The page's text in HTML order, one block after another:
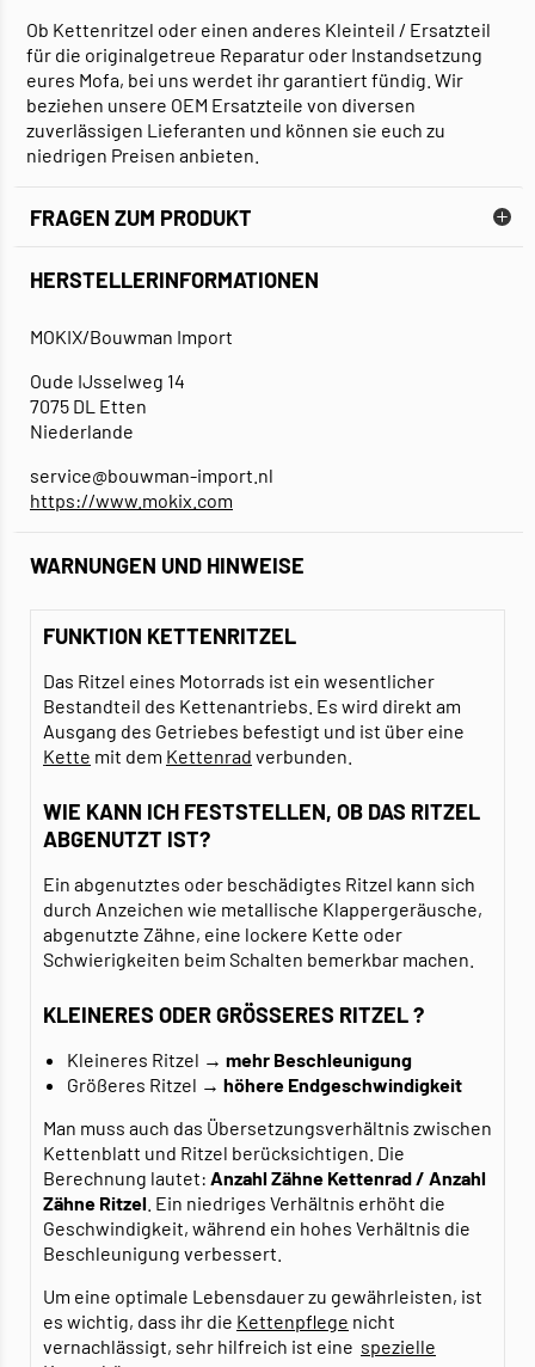
Ob Kettenritzel oder einen anderes Kleinteil / Ersatzteil
für die originalgetreue Reparatur oder Instandsetzung
eures Mofa, bei uns werdet ihr garantiert fündig. Wir
beziehen unsere OEM Ersatzteile von diversen
zuverlässigen Lieferanten und können sie euch zu
niedrigen Preisen anbieten.
FRAGEN ZUM PRODUKT
HERSTELLERINFORMATIONEN
MOKIX/Bouwman Import
Oude IJsselweg 14
7075 DL Etten
Niederlande
service@bouwman-import.nl
https://www.mokix.com
WARNUNGEN UND HINWEISE
FUNKTION KETTENRITZEL
Das Ritzel eines Motorrads ist ein wesentlicher
Bestandteil des Kettenantriebs. Es wird direkt am
Ausgang des Getriebes befestigt und ist über eine
Kette mit dem Kettenrad verbunden.
WIE KANN ICH FESTSTELLEN, OB DAS RITZEL
ABGENUTZT IST?
Ein abgenutztes oder beschädigtes Ritzel kann sich
durch Anzeichen wie metallische Klappergeräusche,
abgenutzte Zähne, eine lockere Kette oder
Schwierigkeiten beim Schalten bemerkbar machen.
KLEINERES ODER GRÖSSERES RITZEL ?
Kleineres Ritzel → mehr Beschleunigung
Größeres Ritzel → höhere Endgeschwindigkeit
Man muss auch das Übersetzungsverhältnis zwischen
Kettenblatt und Ritzel berücksichtigen. Die
Berechnung lautet: Anzahl Zähne Kettenrad / Anzahl
Zähne Ritzel . Ein niedriges Verhältnis erhöht die
Geschwindigkeit, während ein hohes Verhältnis die
Beschleunigung verbessert.
Um eine optimale Lebensdauer zu gewährleisten, ist
es wichtig, dass ihr die Kettenpflege nicht
vernachlässigt, sehr hilfreich ist eine spezielle